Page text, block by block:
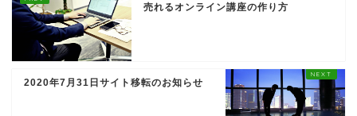
売れるオンライン講座の作り方
2020年7月31日サイト移転のお知らせ